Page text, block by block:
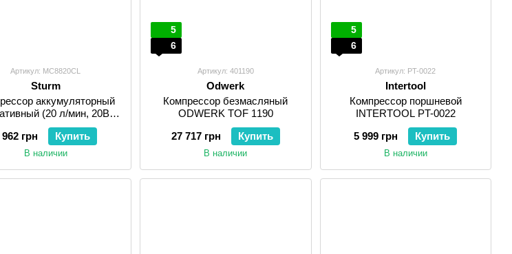
Артикул: MC8820CL
Sturm
аккумуляторный
(20 л/мин, 20В)
MC8820CL (без АКБ и
962 грн Купить
В наличии
5
6
Артикул: 401190
Odwerk
Компрессор безмасляный
ODWERK TOF 1190
27 717 грн
Купить
В наличии
5
6
Артикул: PT-0022
Intertool
Компрессор поршневой
INTERTOOL PT-0022
5 999 грн
Купить
В наличии